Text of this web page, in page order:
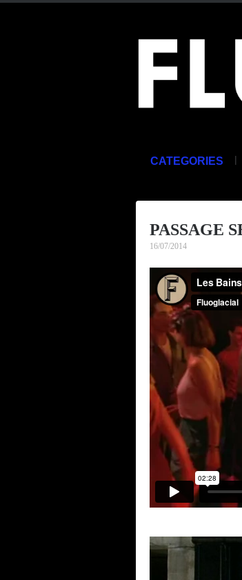
CATEGORIES |
PASSAGE
16/07/2014